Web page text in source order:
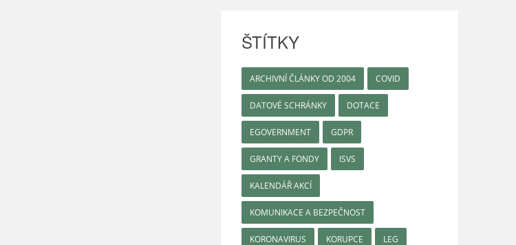
ŠTÍTKY
ARCHIVNÍ ČLÁNKY OD 2004 COVID
DATOVÉ SCHRÁNKY DOTACE
EGOVERNMENT GDPR
GRANTY A FONDY ISVS
KALENDÁŘ AKCÍ
KOMUNIKACE A BEZPEČNOST
KORONAVIRUS KORUPCE LEG